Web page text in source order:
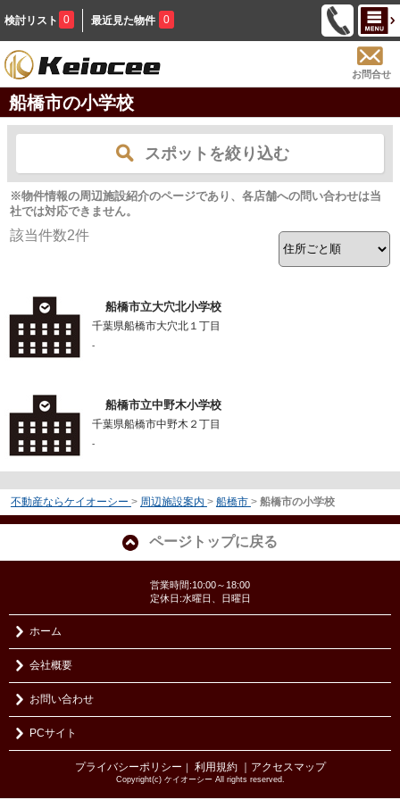
検討リスト 0 最近見た物件 0
お問合せ
船橋市の小学校
スポットを絞り込む
※物件情報の周辺施設紹介のページであり、各店舗への問い合わせは当
社では対応できません。
該当件数2件
船橋市立大穴北小学校
千葉県船橋市大穴北１丁目
-
船橋市立中野木小学校
千葉県船橋市中野木２丁目
-
不動産ならケイオーシー > 周辺施設案内 > 船橋市 > 船橋市の小学校
ページトップに戻る
営業時間:10:00～18:00
定休日:水曜日、日曜日
ホーム
会社概要
お問い合わせ
PCサイト
プライバシーポリシー ｜ 利用規約 ｜アクセスマップ
Copyright(c) ケイオーシー All rights reserved.